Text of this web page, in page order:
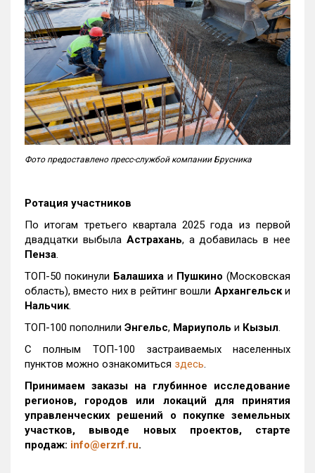
Фото предоставлено пресс-службой компании Брусника
Ротация участников
По итогам третьего квартала 2025 года из первой
двадцатки выбыла Астрахань, а добавилась в нее
Пенза.
ТОП-50 покинули Балашиха и Пушкино (Московская
область), вместо них в рейтинг вошли Архангельски
Нальчик.
ТОП-100 пополнили Энгельс, Мариуполь и Кызыл.
С полным ТОП-100 застраиваемых населенных
пунктов можно ознакомиться здесь.
Принимаем заказы на глубинное исследование
регионов, городов или локаций для принятия
управленческих решений о покупке земельных
участков, выводе новых проектов, старте
продаж: info@erzrf.ru.